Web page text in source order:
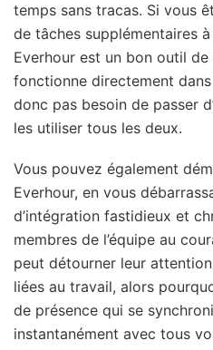
temps sans tracas. Si vous
de tâches supplémentaires
Everhour est un bon outil de
fonctionne directement dans
donc pas besoin de passer
les utiliser tous les deux.
Vous pouvez également
Everhour, en vous
d’intégration fastidieux et
membres de l’équipe au
peut détourner leur
liées au travail, alors
de présence qui se
instantanément avec tous